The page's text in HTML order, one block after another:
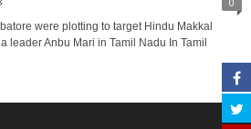
were plotting to target Hindu Makkal
leader Anbu Mari in Tamil Nadu In Tamil